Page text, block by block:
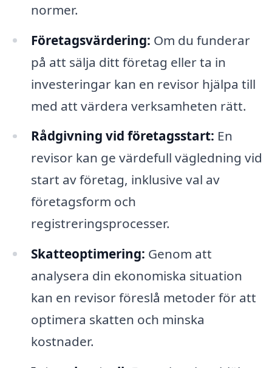
normer.
Företagsvärdering: Om du funderar
på att sälja ditt företag eller ta in
investeringar kan en revisor hjälpa till
med att värdera verksamheten rätt.
Rådgivning vid företagsstart: En
revisor kan ge värdefull vägledning vid
start av företag, inklusive val av
företagsform och
registreringsprocesser.
Skatteoptimering: Genom att
analysera din ekonomiska situation
kan en revisor föreslå metoder för att
optimera skatten och minska
kostnader.